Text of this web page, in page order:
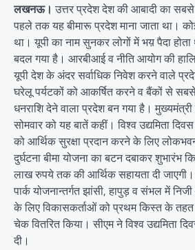
लखनऊ। उत्तर प्रदेश देश की आबादी का
पहले तक यह बीमारू प्रदेश माना जाता था।
था। यूपी का नाम सुनकर लोगों में भय़ पैदा
बदल गया है। आरबीआई व नीति आयोग की
यूपी देश के अंदर सर्वाधिक निवेश करने वाले
घरेलू पर्यटकों को आकर्षित करने व बैंकों से सबसे
धनराशि देने वाला प्रदेश बन गया है।
सोमवार को यह बातें कहीं। विश्व उद्यमिता
को आर्थिक सुरक्षा प्रदान करने के लिए
दुर्घटना बीमा योजना का बटन दबाकर शुभारंभ
लाख रुपये तक की आर्थिक सहायता दी
पार्क योजनान्तर्गत झांसी, हापुड़ व संभल में
के लिए विकासकर्ताओं को प्रथम किस्त के
चेक वितरित किया। सीएम ने विश्व उद्यमिता
दी।